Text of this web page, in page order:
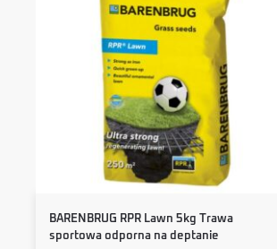
BARENBRUG RPR Lawn 5kg Trawa
sportowa odporna na deptanie